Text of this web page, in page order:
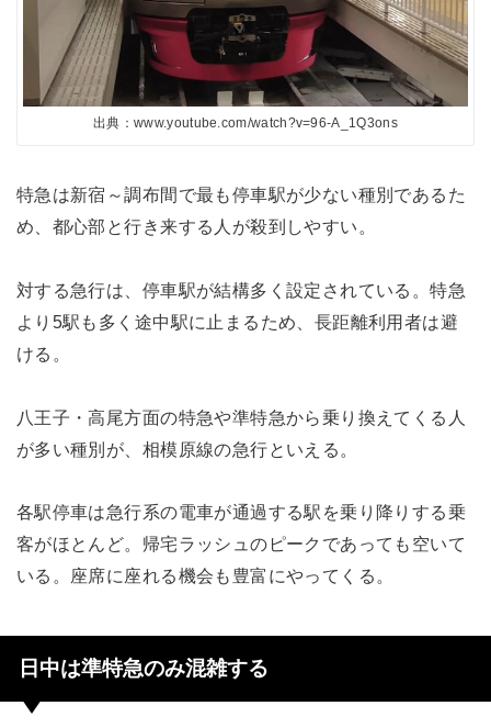
出典：www.youtube.com/watch?v=96-A_1Q3ons
特急は新宿～調布間で最も停車駅が少ない種別であるた
め、都心部と行き来する人が殺到しやすい。
対する急行は、停車駅が結構多く設定されている。特急
より5駅も多く途中駅に止まるため、長距離利用者は避
ける。
八王子・高尾方面の特急や準特急から乗り換えてくる人
が多い種別が、相模原線の急行といえる。
各駅停車は急行系の電車が通過する駅を乗り降りする乗
客がほとんど。帰宅ラッシュのピークであっても空いて
いる。座席に座れる機会も豊富にやってくる。
日中は準特急のみ混雑する